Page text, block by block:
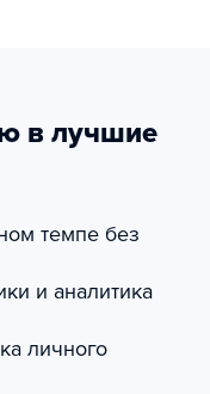
в лучшие
темпе без
и аналитика
личного